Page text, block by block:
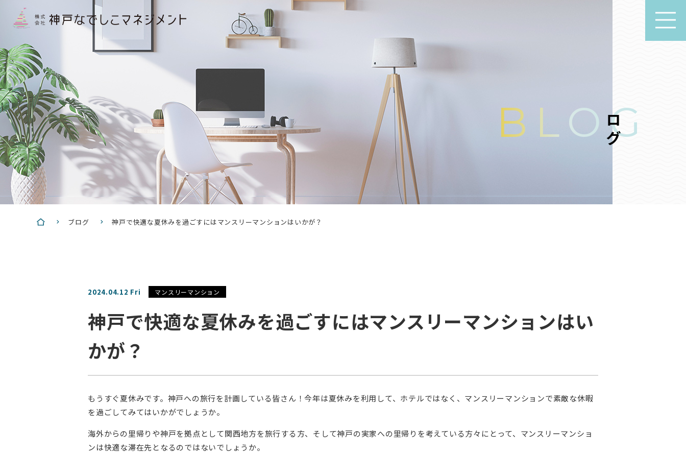
ブログ
BLOG
ブログ 神戸で快適な夏休みを過ごすにはマンスリーマンションはいかが？
2024.04.12 Fri マンスリーマンション
神戸で快適な夏休みを過ごすにはマンスリーマンションはい
かが？
もうすぐ夏休みです。神戸への旅行を計画している皆さん！今年は夏休みを利用して、ホテルではなく、マンスリーマンションで素敵な休暇
を過ごしてみてはいかがでしょうか。
海外からの里帰りや神戸を拠点として関西地方を旅行する方、そして神戸の実家への里帰りを考えている方々にとって、マンスリーマンショ
ンは快適な滞在先となるのではないでしょうか。